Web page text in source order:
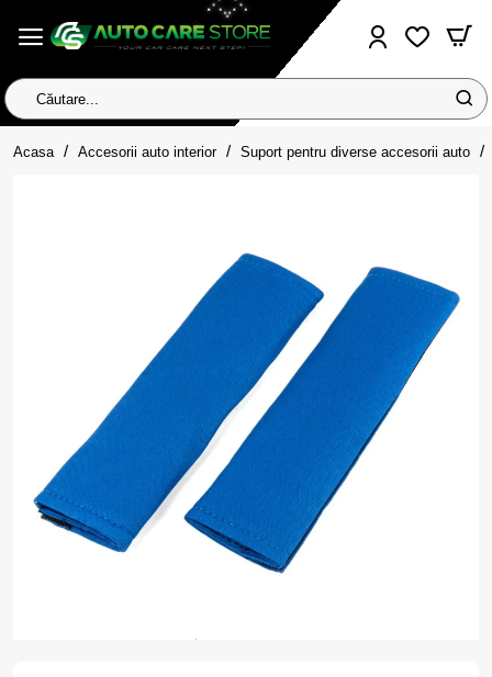
Căutare...
Acasa homeAccesorii auto interior Suport pentru diverse accesorii auto